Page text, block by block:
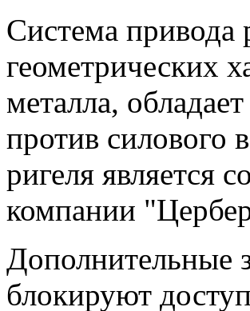
Система привода
геометрических
металла,
против силового
ригеля является
компании
Дополнительные
блокируют